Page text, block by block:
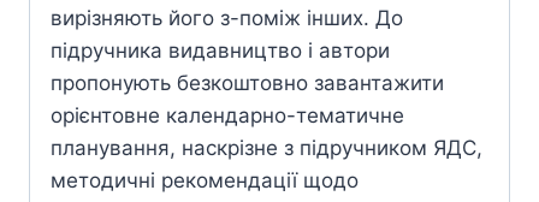
вирізняють його з-поміж інших. До
підручника видавництво і автори
пропонують безкоштовно завантажити
орієнтовне календарно-тематичне
планування, наскрізне з підручником ЯДС,
методичні рекомендації щодо